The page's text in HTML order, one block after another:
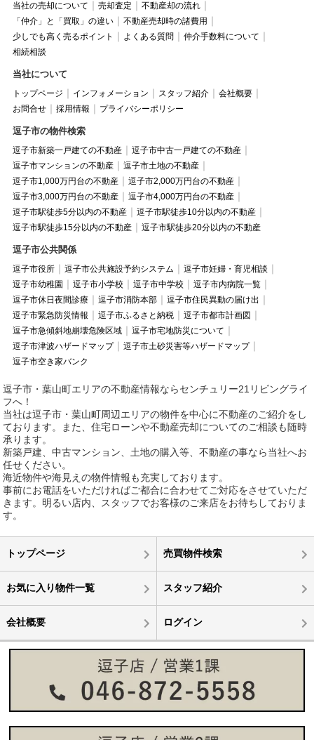
当社の売却について 売却査定
不動産却の流れ
「仲介」と「買取」の違い
不動産売却時の諸費用
少しでも高く売るポイント
よくある質問
仲介手数料について
相続相談
当社について
トップページ インフォメーション スタッフ紹介
会社概要
お問合せ
採用情報 プライバシーポリシー
逗子市の物件検索
逗子市新築一戸建ての不動産
逗子市中古一戸建ての不動産
逗子市マンションの不動産
逗子市土地の不動産
逗子市1,000万円台の不動産
逗子市2,000万円台の不動産
逗子市3,000万円台の不動産
逗子市4,000万円台の不動産
逗子市駅徒歩5分以内の不動産
逗子市駅徒歩10分以内の不動産
逗子市駅徒歩15分以内の不動産
逗子市駅徒歩20分以内の不動産
逗子市公共関係
逗子市役所 逗子市公共施設予約システム
逗子市妊婦・育児相談
逗子市幼稚園
逗子市小学校 逗子市中学校
逗子市内病院一覧
逗子市休日夜間診療
逗子市消防本部
逗子市住民異動の届け出
逗子市緊急防災情報
逗子市ふるさと納税
逗子市都市計画図
逗子市急傾斜地崩壊危険区域
逗子市宅地防災について
逗子市津波ハザードマップ
逗子市土砂災害等ハザードマップ
逗子市空き家バンク
逗子市・葉山町エリアの不動産情報ならセンチュリー21リビングライ
フへ！
当社は逗子市・葉山町周辺エリアの物件を中心に不動産のご紹介をし
ております。また、住宅ローンや不動産売却についてのご相談も随時
承ります。
新築戸建、中古マンション、土地の購入等、不動産の事なら当社へお
任せください。
海近物件や海見えの物件情報も充実しております。
事前にお電話をいただければご都合に合わせてご対応をさせていただ
きます。明るい店内、スタッフでお客様のご来店をお待ちしておりま
す。
トップページ 売買物件検索
お気に入り物件一覧 スタッフ紹介
会社概要 ログイン